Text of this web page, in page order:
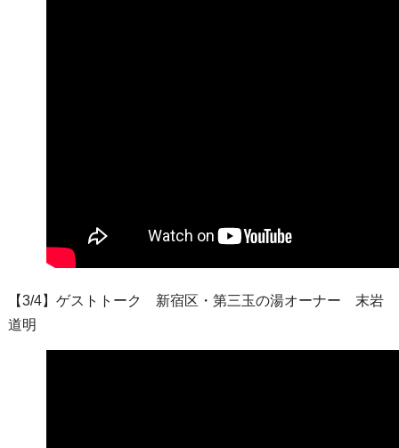
【3/4】ゲストトーク 新宿区・第三玉の湯オーナー 末岩
道明